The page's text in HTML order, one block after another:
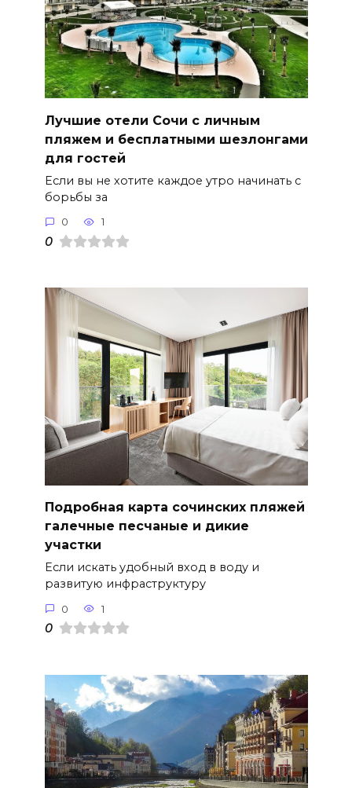
Лучшие отели Сочи с личным
пляжем и бесплатными шезлонгами
для гостей
Если вы не хотите каждое утро начинать с
борьбы за
0 1
0
Подробная карта сочинских пляжей
галечные песчаные и дикие
участки
Если искать удобный вход в воду и
развитую инфраструктуру
0 1
0